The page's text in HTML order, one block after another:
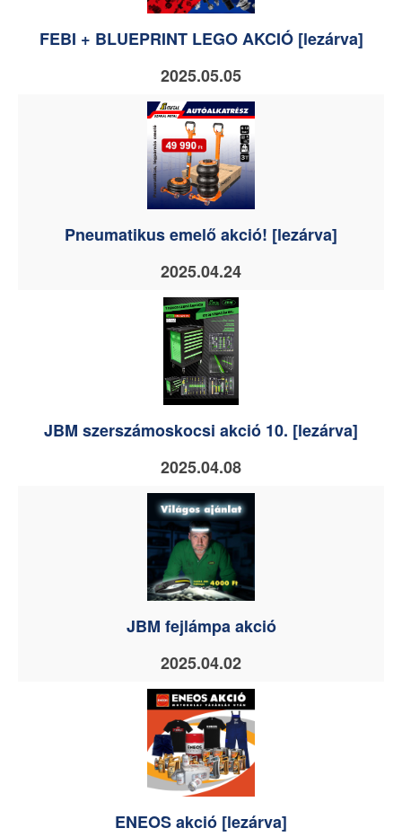
FEBI + BLUEPRINT LEGO AKCIÓ [lezárva]
2025.05.05
Pneumatikus emelő akció! [lezárva]
2025.04.24
JBM szerszámoskocsi akció 10. [lezárva]
2025.04.08
JBM fejlámpa akció
2025.04.02
ENEOS akció [lezárva]